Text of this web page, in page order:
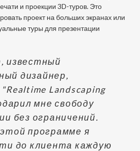
и проекции 3D-туров. Это
проект на больших экранах или
туры для презентации
известный
дизайнер,
Landscaping
мне свободу
без ограничений.
программе я
до клиента каждую